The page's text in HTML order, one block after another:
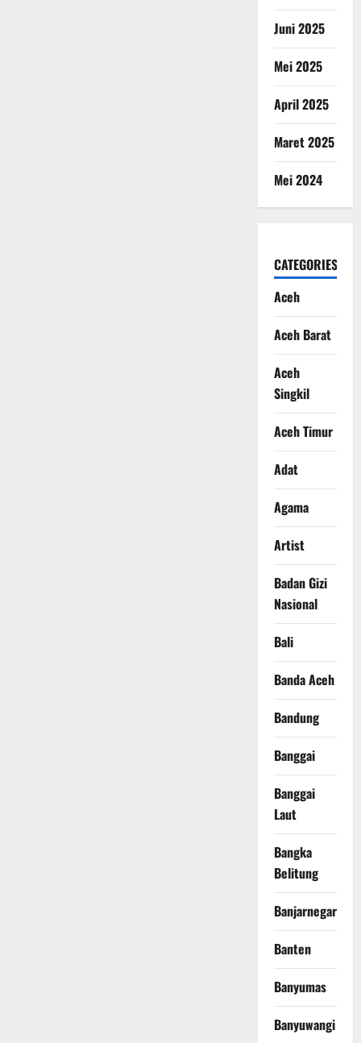
Juni 2025
Mei 2025
April 2025
Maret 2025
Mei 2024
CATEGORIES
Aceh
Aceh Barat
Aceh
Singkil
Aceh Timur
Adat
Agama
Artist
Badan Gizi
Nasional
Bali
Banda Aceh
Bandung
Banggai
Banggai
Laut
Bangka
Belitung
Banjarnegara
Banten
Banyumas
Banyuwangi